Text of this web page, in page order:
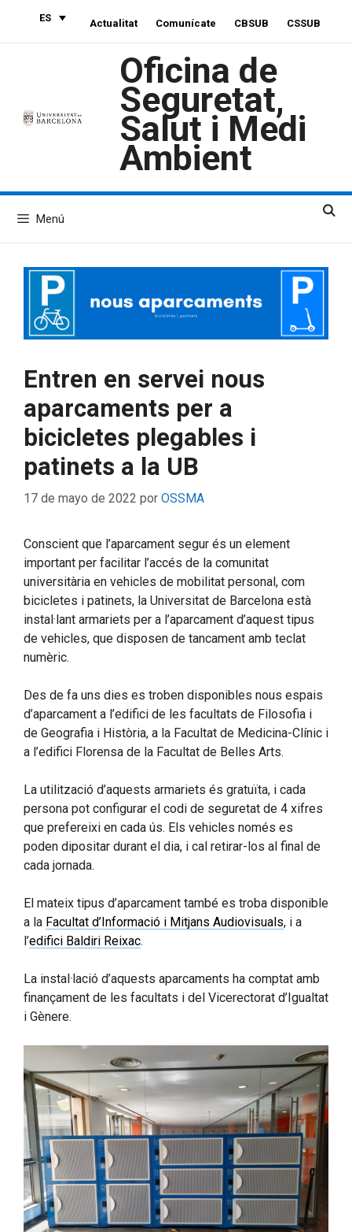
ES Actualitat Comunícate CBSUB CSSUB
Oficina de
Seguretat,
Salut i Medi
Ambient
Menú
Entren en servei nous
aparcaments per a
bicicletes plegables i
patinets a la UB
17 de mayo de 2022 por OSSMA
Conscient que l’aparcament segur és un element
important per facilitar l’accés de la comunitat
universitària en vehicles de mobilitat personal, com
bicicletes i patinets, la Universitat de Barcelona està
instal·lant armariets per a l’aparcament d’aquest tipus
de vehicles, que disposen de tancament amb teclat
numèric.
Des de fa uns dies es troben disponibles nous espais
d’aparcament a l’edifici de les facultats de Filosofia i
de Geografia i Història, a la Facultat de Medicina-Clínic i
a l’edifici Florensa de la Facultat de Belles Arts.
La utilització d’aquests armariets és gratuïta, i cada
persona pot configurar el codi de seguretat de 4 xifres
que prefereixi en cada ús. Els vehicles només es
poden dipositar durant el dia, i cal retirar-los al final de
cada jornada.
El mateix tipus d’aparcament també es troba disponible
a la Facultat d’Informació i Mitjans Audiovisuals, i a
l’edifici Baldiri Reixac.
La instal·lació d’aquests aparcaments ha comptat amb
finançament de les facultats i del Vicerectorat d’Igualtat
i Gènere.